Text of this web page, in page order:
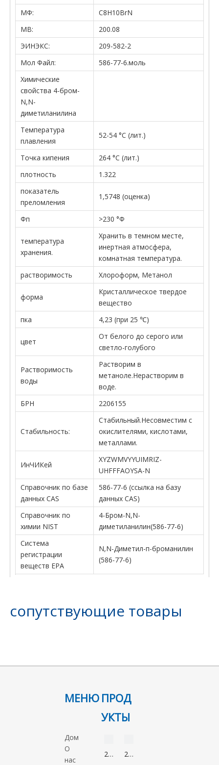
МФ:
C8H10BrN
МВ:
200.08
ЭИНЭКС:
209-582-2
Мол Файл:
586-77-6.моль
Химические
свойства 4-бром-
N,N-
диметиланилина
Температура
плавления
52-54 °С (лит.)
Точка кипения
264 °С (лит.)
плотность
1.322
показатель
преломления
1,5748 (оценка)
Фп >230 °Ф
температура
хранения.
Хранить в темном месте,
инертная атмосфера,
комнатная температура.
растворимость
Хлороформ, Метанол
форма
Кристаллическое твердое
вещество
пка
4,23 (при 25 ℃)
цвет
От белого до серого или
светло-голубого
Растворимость
воды
Растворим в
метаноле.Нерастворим в
воде.
БРН
2206155
Стабильность:
Стабильный.Несовместим с
окислителями, кислотами,
металлами.
ИнЧИКей
XYZWMVYYUIMRIZ-
UHFFFAOYSA-N
Справочник по базе
данных CAS
586-77-6 (ссылка на базу
данных CAS)
Справочник по
химии NIST
4-Бром-N,N-
диметиланилин(586-77-6)
Система
регистрации
веществ EPA
N,N-Диметил-п-броманилин
(586-77-6)
предыдущий:
сопутствующие товары
МЕНЮ
Дом
О
нас
ПРОД
УКТЫ
2-
2-